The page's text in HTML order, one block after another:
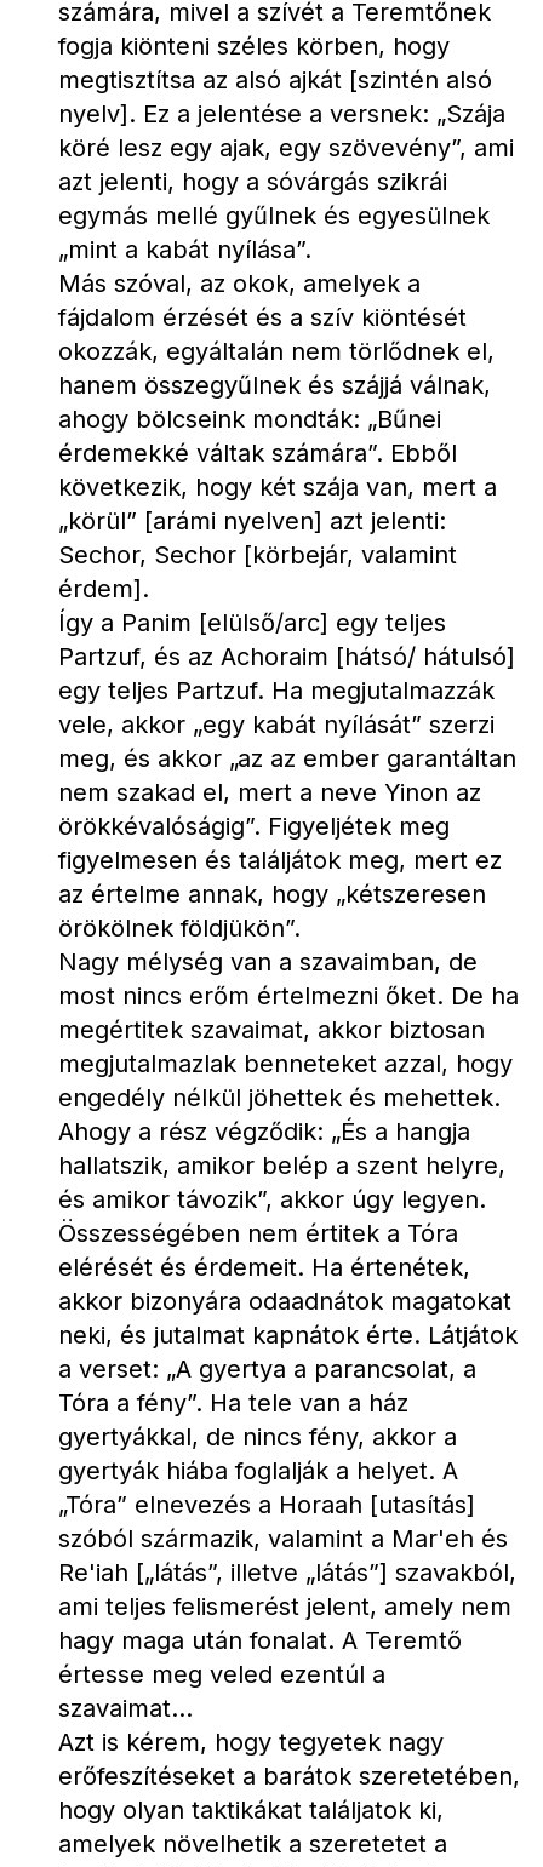
számára, mivel a szívét a Teremtőnek
fogja kiönteni széles körben, hogy
megtisztítsa az alsó ajkát [szintén alsó
nyelv]. Ez a jelentése a versnek: „Szája
köré lesz egy ajak, egy szövevény”, ami
azt jelenti, hogy a sóvárgás szikrái
egymás mellé gyűlnek és egyesülnek
„mint a kabát nyílása”.
Más szóval, az okok, amelyek a
fájdalom érzését és a szív kiöntését
okozzák, egyáltalán nem törlődnek el,
hanem összegyűlnek és szájjá válnak,
ahogy bölcseink mondták: „Bűnei
érdemekké váltak számára”. Ebből
következik, hogy két szája van, mert a
„körül” [arámi nyelven] azt jelenti:
Sechor, Sechor [körbejár, valamint
érdem].
Így a Panim [elülső/arc] egy teljes
Partzuf, és az Achoraim [hátsó/ hátulsó]
egy teljes Partzuf. Ha megjutalmazzák
vele, akkor „egy kabát nyílását” szerzi
meg, és akkor „az az ember garantáltan
nem szakad el, mert a neve Yinon az
örökkévalóságig”. Figyeljétek meg
figyelmesen és találjátok meg, mert ez
az értelme annak, hogy „kétszeresen
örökölnek földjükön”.
Nagy mélység van a szavaimban, de
most nincs erőm értelmezni őket. De ha
megértitek szavaimat, akkor biztosan
megjutalmazlak benneteket azzal, hogy
engedély nélkül jöhettek és mehettek.
Ahogy a rész végződik: „És a hangja
hallatszik, amikor belép a szent helyre,
és amikor távozik”, akkor úgy legyen.
Összességében nem értitek a Tóra
elérését és érdemeit. Ha értenétek,
akkor bizonyára odaadnátok magatokat
neki, és jutalmat kapnátok érte. Látjátok
a verset: „A gyertya a parancsolat, a
Tóra a fény”. Ha tele van a ház
gyertyákkal, de nincs fény, akkor a
gyertyák hiába foglalják a helyet. A
„Tóra” elnevezés a Horaah [utasítás]
szóból származik, valamint a Mar'eh és
Re'iah [„látás”, illetve „látás”] szavakból,
ami teljes felismerést jelent, amely nem
hagy maga után fonalat. A Teremtő
értesse meg veled ezentúl a
szavaimat...
Azt is kérem, hogy tegyetek nagy
erőfeszítéseket a barátok szeretetében,
hogy olyan taktikákat találjatok ki,
amelyek növelhetik a szeretetet a